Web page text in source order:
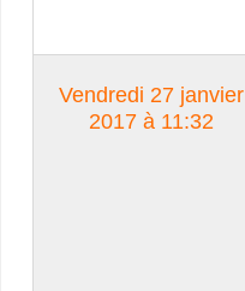
Vendredi 27 janvier
2017 à 11:32